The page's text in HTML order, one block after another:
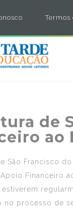
Termos
de
ao
São Francisco
Financeiro
estiverem
no processo de